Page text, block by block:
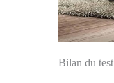
Bilan du test